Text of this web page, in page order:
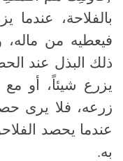
بالفلاحة، عندما
فيعطيه من ماله،
ذلك البذل عند
يزرع شيئاً، أو
زرعه، فلا يرى
عندما يحصد
به.